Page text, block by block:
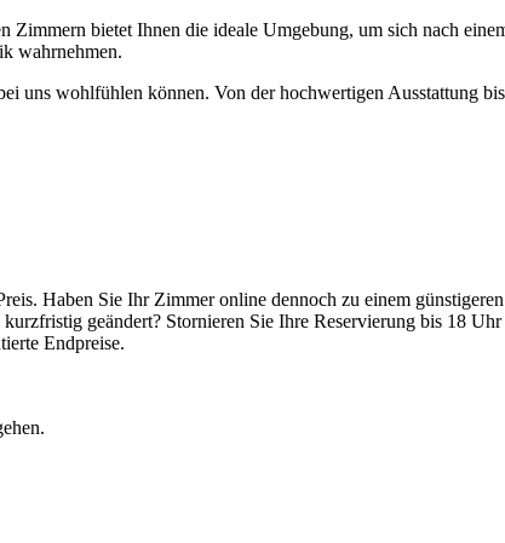
bietet Ihnen die ideale Umgebung, um sich nach
wahrnehmen.
uns wohlfühlen können. Von der hochwertigen Ausstattung
Haben Sie Ihr Zimmer online dennoch zu einem
geändert? Stornieren Sie Ihre Reservierung bis 18
Endpreise.